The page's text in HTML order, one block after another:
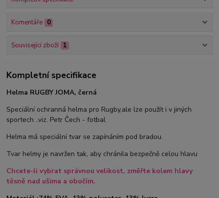
Komentáře 0
Související zboží 1
Kompletní specifikace
Helma RUGBY JOMA, černá
Speciální ochranná helma pro Rugby,ale lze použít i v jiných
sportech ..viz. Petr Čech - fotbal
Helma má speciální tvar se zapínáním pod bradou.
Tvar helmy je navržen tak, aby chránila bezpečně celou hlavu
Chcete-li vybrat správnou velikost, změřte kolem hlavy
těsně nad ušima a obočím.